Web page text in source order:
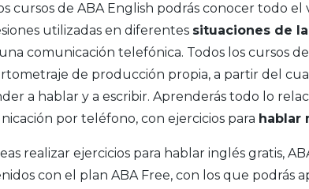
cursos de ABA English podrás conocer todo el
utilizadas en diferentes situaciones de
comunicación telefónica. Todos los cursos
de producción propia, a partir del
a hablar y a escribir. Aprenderás todo lo
por teléfono, con ejercicios para hablar
realizar ejercicios para hablar inglés gratis,
con el plan ABA Free, con los que podrás